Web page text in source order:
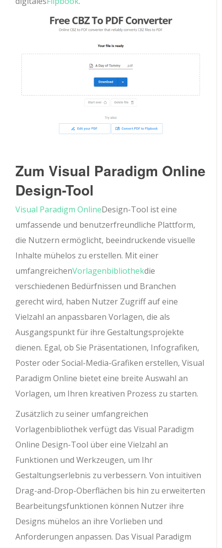
Zum Visual Paradigm Online
Design-Tool
Visual Paradigm OnlineDesign-Tool ist eine
umfassende und benutzerfreundliche Plattform,
die Nutzern ermöglicht, beeindruckende visuelle
Inhalte mühelos zu erstellen. Mit einer
umfangreichenVorlagenbibliothekdie
verschiedenen Bedürfnissen und Branchen
gerecht wird, haben Nutzer Zugriff auf eine
Vielzahl an anpassbaren Vorlagen, die als
Ausgangspunkt für ihre Gestaltungsprojekte
dienen. Egal, ob Sie Präsentationen, Infografiken,
Poster oder Social-Media-Grafiken erstellen, Visual
Paradigm Online bietet eine breite Auswahl an
Vorlagen, um Ihren kreativen Prozess zu starten.
Zusätzlich zu seiner umfangreichen
Vorlagenbibliothek verfügt das Visual Paradigm
Online Design-Tool über eine Vielzahl an
Funktionen und Werkzeugen, um Ihr
Gestaltungserlebnis zu verbessern. Von intuitiven
Drag-and-Drop-Oberflächen bis hin zu erweiterten
Bearbeitungsfunktionen können Nutzer ihre
Designs mühelos an ihre Vorlieben und
Anforderungen anpassen. Das Visual Paradigm